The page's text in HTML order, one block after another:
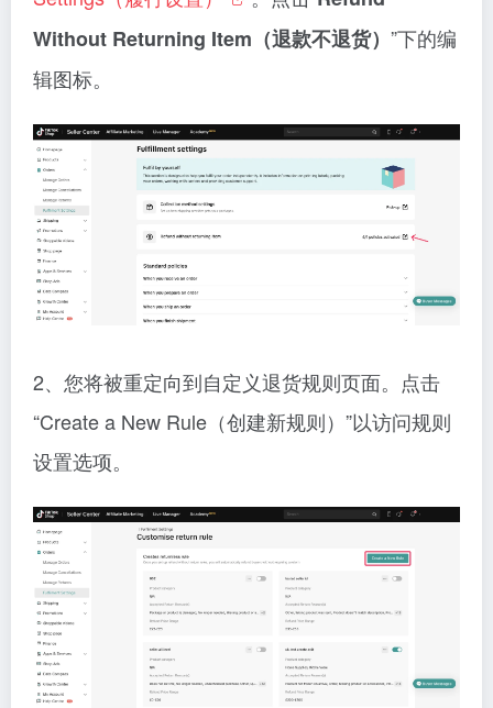
Without Returning Item（退款不退货） ”下的编
辑图标。
2、您将被重定向到自定义退货规则页面。点击
“Create a New Rule（创建新规则）”以访问规则
设置选项。